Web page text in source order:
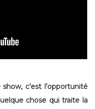
c’est l’opportunité
chose qui traite la